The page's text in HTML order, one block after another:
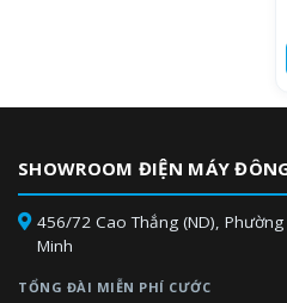
SHOWROOM ĐIỆN MÁY
456/72 Cao Thắng (ND),
Minh
TỔNG ĐÀI MIỄN PHÍ CƯỚC